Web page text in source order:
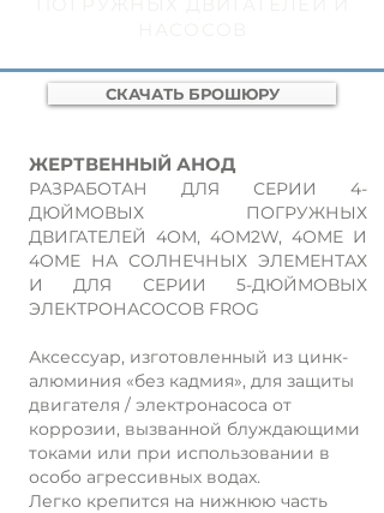
СКАЧАТЬ БРОШЮРУ
ЖЕРТВЕННЫЙ АНОД
РАЗРАБОТАН ДЛЯ СЕРИИ 4-
ДЮЙМОВЫХ ПОГРУЖНЫХ
ДВИГАТЕЛЕЙ 4OM, 4OM2W, 4OME И
4OME НА СОЛНЕЧНЫХ ЭЛЕМЕНТАХ
И ДЛЯ СЕРИИ 5-ДЮЙМОВЫХ
ЭЛЕКТРОНАСОСОВ FROG
Аксессуар, изготовленный из цинк-
алюминия «без кадмия», для защиты
двигателя / электронасоса от
коррозии, вызванной блуждающими
токами или при использовании в
особо агрессивных водах.
Легко крепится на нижнюю часть